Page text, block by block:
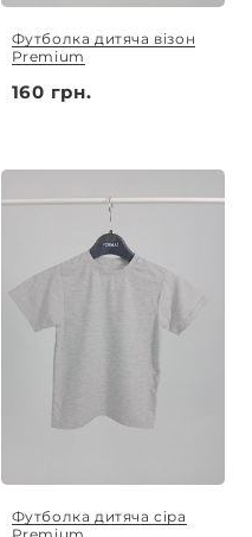
Футболка дитяча візон
Premium
160 грн.
Футболка дитяча сіра